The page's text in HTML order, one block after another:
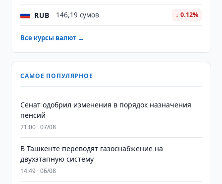
RUB 146,19 сумов ↓ 0.12%
Все курсы валют →
САМОЕ ПОПУЛЯРНОЕ
Сенат одобрил изменения в порядок назначения
пенсий
21:00 · 07/08
В Ташкенте переводят газоснабжение на
двухэтапную систему
14:49 · 06/08